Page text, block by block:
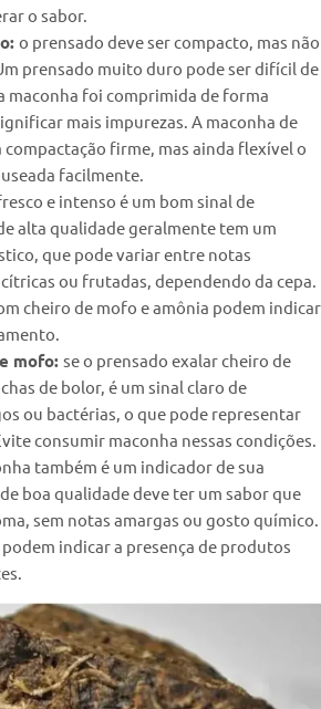
o sabor.
o prensado deve ser compacto, mas não
prensado muito duro pode ser difícil de
maconha foi comprimida de forma
mais impurezas. A maconha de
firme, mas ainda flexível o
facilmente.
e intenso é um bom sinal de
alta qualidade geralmente tem um
que pode variar entre notas
ou frutadas, dependendo da cepa.
cheiro de mofo e amônia podem indicar
mofo: se o prensado exalar cheiro de
de bolor, é um sinal claro de
ou bactérias, o que pode representar
consumir maconha nessas condições.
também é um indicador de sua
boa qualidade deve ter um sabor que
sem notas amargas ou gosto químico.
indicar a presença de produtos